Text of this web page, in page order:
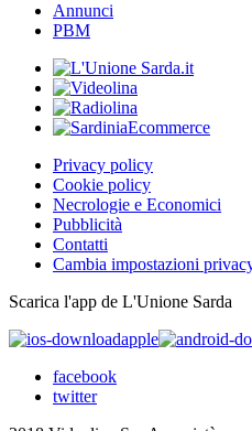
Annunci
PBM
Privacy policy
Cookie policy
Necrologie e Economici
Pubblicità
Contatti
Cambia impostazioni
Scarica l'app de L'Unione Sarda
apple
facebook
twitter